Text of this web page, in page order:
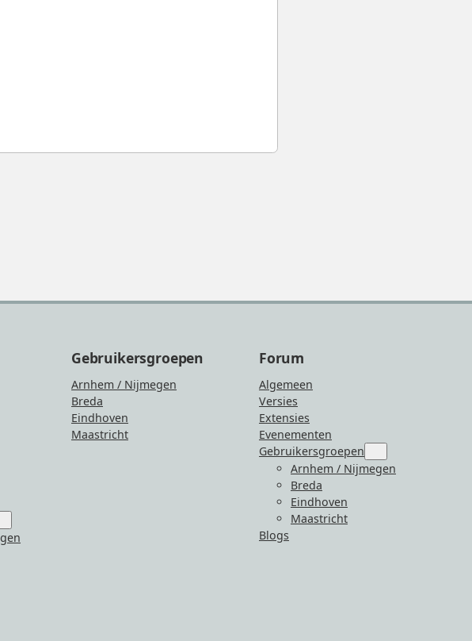
for
“Gebruikersgroepen”
Gebruikersgroepen
Arnhem / Nijmegen
Breda
Eindhoven
Maastricht
Forum
Algemeen
Versies
Extensies
Evenementen
Gebruikersgroepen
for
Arnhem / Nijmegen
Breda
Eindhoven
Maastricht
Blogs